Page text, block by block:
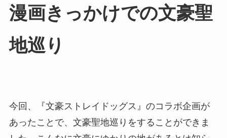
『文豪ストレイドッグス』のポストカードとクリ
アファイルをゲット！！ けっこう疲れまし
た…。